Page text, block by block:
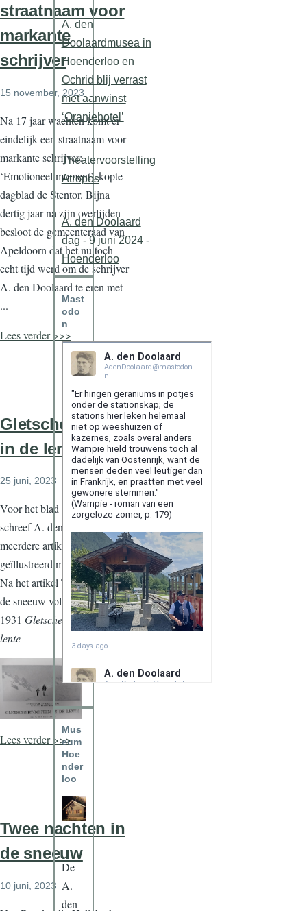
straatnaam voor
markante
schrijver
15 november, 2023
Na 17 jaar wachten komt er
eindelijk een straatnaam voor
markante schrijver:
‘Emotioneel moment’, kopte
dagblad de Stentor. Bijna
dertig jaar na zijn overlijden
besloot de gemeenteraad van
Apeldoorn dat het nu toch
echt tijd werd om de schrijver
A. den Doolaard te eren met
...
Lees verder >>>
Gletschertochten
in de lente
25 juni, 2023
Voor het blad Onze Aarde
schreef A. den Doolaard
meerdere artikelen,
geïllustreerd met eigen foto's.
Na het artikel Twee nachten in
de sneeuw volgde in maart
1931 Gletschertochten in de
lente
Lees verder >>>
Twee nachten in
de sneeuw
10 juni, 2023
A. den
Doolaardmusea in
Hoenderloo en
Ochrid blij verrast
met aanwinst
‘Oranjehotel’
Theatervoorstelling
Atropos
A. den Doolaard
dag - 9 juni 2024 -
Hoenderloo
Mast
odo
n
Mus
eum
Hoe
nder
loo
De
A.
den